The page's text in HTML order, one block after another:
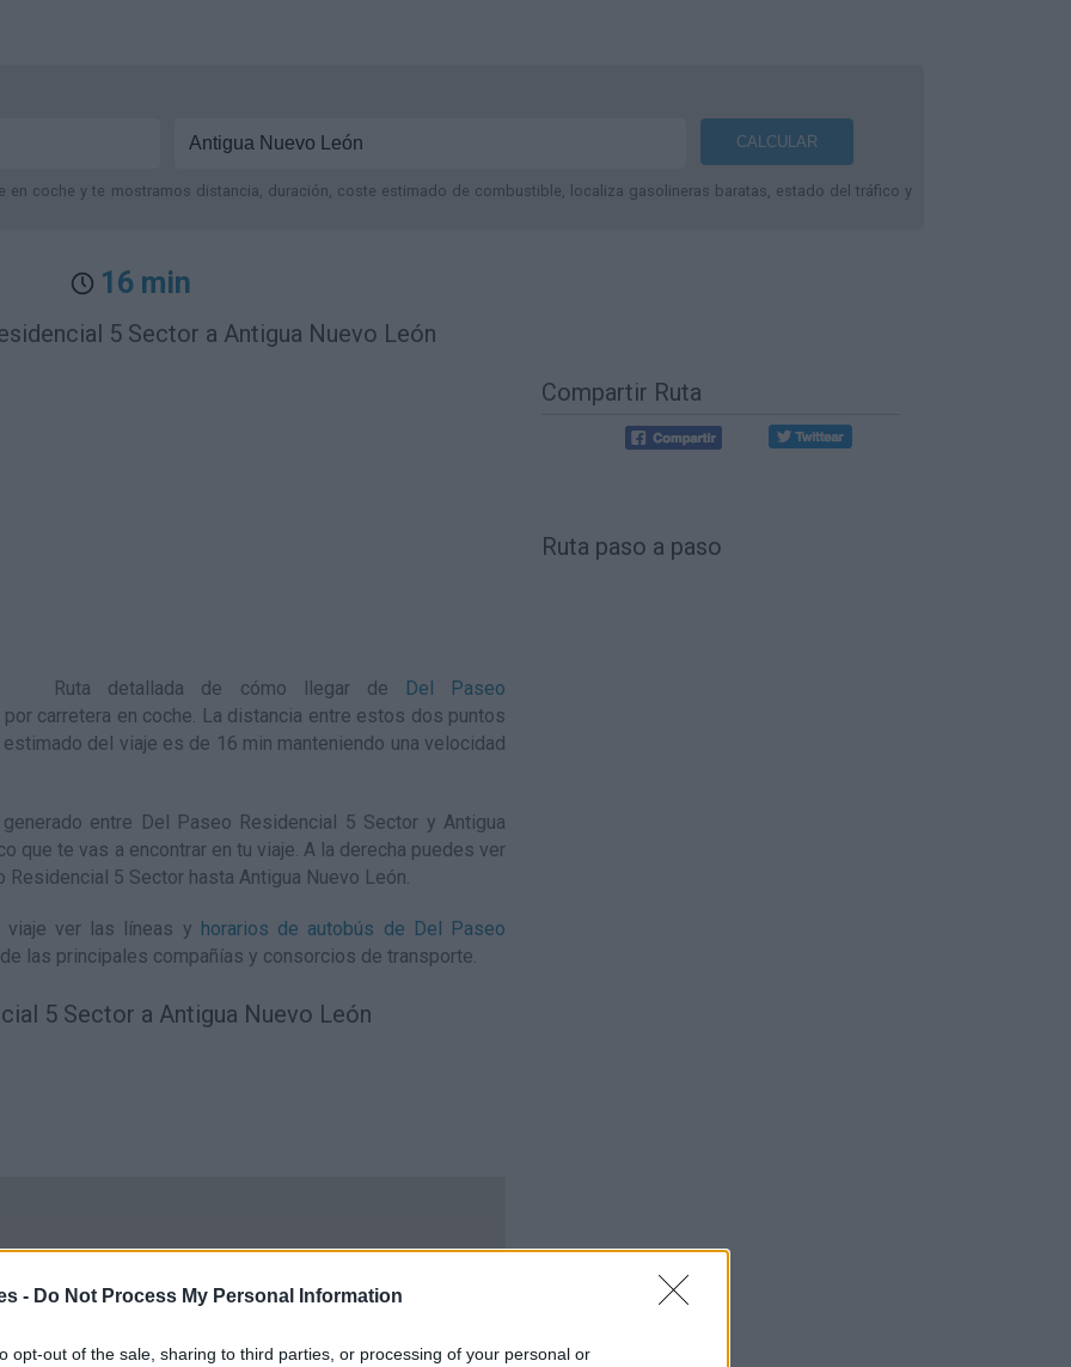
- Do Not Process My Personal Information
opt-out of the sale, sharing to third parties, or processing of your personal or
en coche y te mostramos distancia, duración, coste estimado de combustible, localiza gasolineras baratas, estado del tráfico y
16 min
5 Sector a Antigua Nuevo León
Ruta detallada de cómo llegar de
Del Paseo
por carretera en coche. La distancia entre estos dos puntos
del viaje es de 16 min manteniendo una velocidad
entre Del Paseo Residencial 5 Sector y Antigua
que te vas a encontrar en tu viaje. A la derecha puedes ver
Residencial 5 Sector hasta Antigua Nuevo León.
viaje ver las líneas y horarios de autobús de Del Paseo
de las principales compañías y consorcios de transporte.
5 Sector a Antigua Nuevo León
Compartir Ruta
Ruta paso a paso